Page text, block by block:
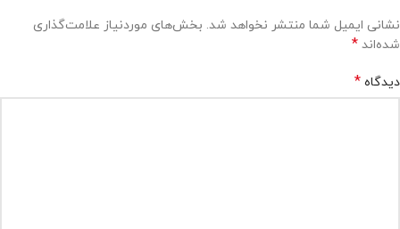
نشانی ایمیل شما منتشر نخواهد شد. بخش‌های موردنیاز علامت‌گذاری
شده‌اند *
دیدگاه *